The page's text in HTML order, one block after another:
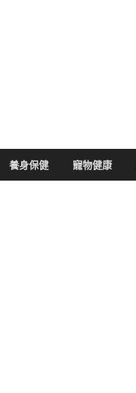
養身保健 寵物健康